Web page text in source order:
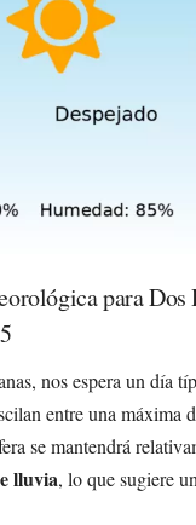
para Dos
nos espera un día
entre una máxima
se mantendrá
lluvia, lo que sugiere